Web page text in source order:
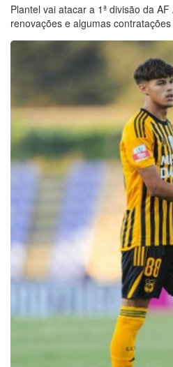
Plantel vai atacar a 1ª divisão da
renovações e algumas contratações